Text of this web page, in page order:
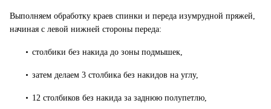
Выполняем обработку краев спинки и переда изумрудной пряжей,
начиная с левой нижней стороны переда:
• столбики без накида до зоны подмышек,
• затем делаем 3 столбика без накидов на углу,
• 12 столбиков без накида за заднюю полупетлю,